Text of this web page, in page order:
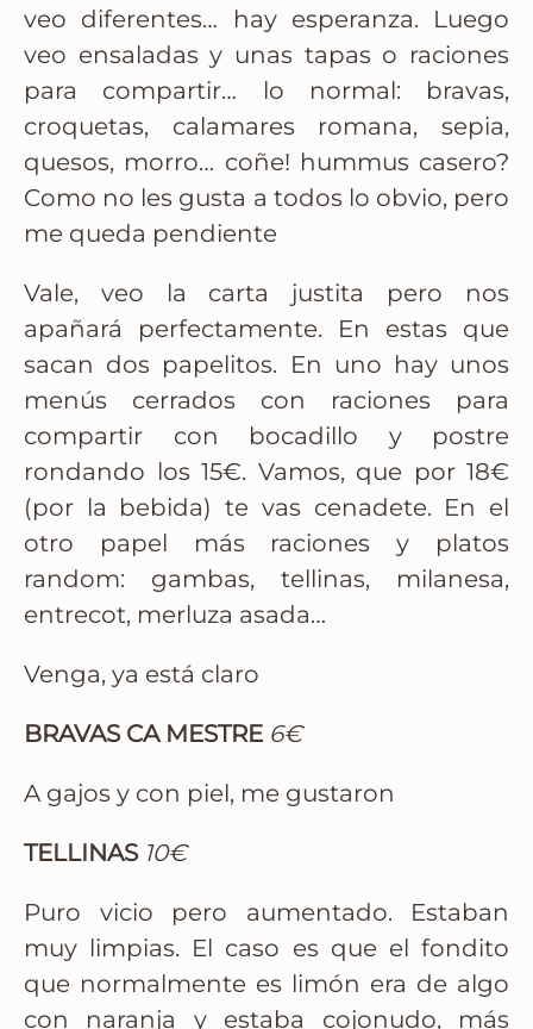
veo diferentes… hay esperanza. Luego
veo ensaladas y unas tapas o raciones
para compartir… lo normal: bravas,
croquetas, calamares romana, sepia,
quesos, morro… coñe! hummus casero?
Como no les gusta a todos lo obvio, pero
me queda pendiente
Vale, veo la carta justita pero nos
apañará perfectamente. En estas que
sacan dos papelitos. En uno hay unos
menús cerrados con raciones para
compartir con bocadillo y postre
rondando los 15€. Vamos, que por 18€
(por la bebida) te vas cenadete. En el
otro papel más raciones y platos
random: gambas, tellinas, milanesa,
entrecot, merluza asada…
Venga, ya está claro
BRAVAS CA MESTRE 6€
A gajos y con piel, me gustaron
TELLINAS 10€
Puro vicio pero aumentado. Estaban
muy limpias. El caso es que el fondito
que normalmente es limón era de algo
con naranja y estaba cojonudo, más